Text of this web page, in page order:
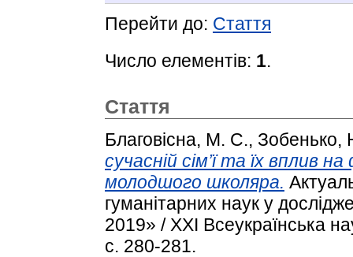
Перейти до: Стаття
Число елементів: 1.
Стаття
Благовісна, М. С., Зобенько,
сучасній сім’ї та їх вплив
молодшого школяра.
гуманітарних наук у
2019» / XXІ Всеукраїнська
с. 280-281.